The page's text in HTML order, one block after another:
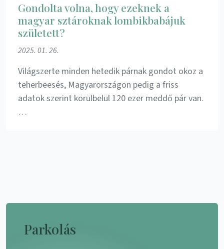
Gondolta volna, hogy ezeknek a
magyar sztároknak lombikbabájuk
született?
2025. 01. 26.
Világszerte minden hetedik párnak gondot okoz a
teherbeesés, Magyarországon pedig a friss
adatok szerint körülbelül 120 ezer meddő pár van.
…
Parkolás